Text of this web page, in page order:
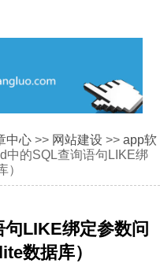
中心 >> 网站建设 >> app软
中的SQL查询语句LIKE绑
）
LIKE绑定参数问
数据库）